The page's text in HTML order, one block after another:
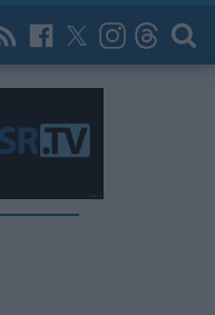
News Now Archív